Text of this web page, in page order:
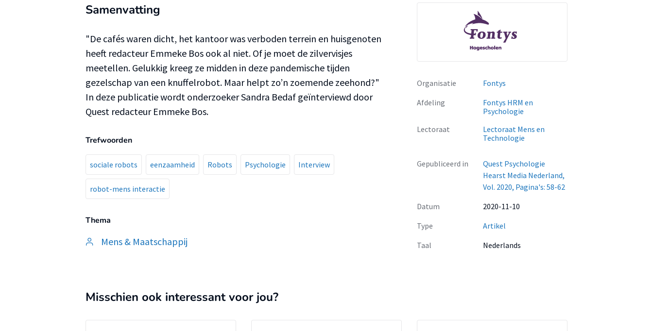
Samenvatting
"De cafés waren dicht, het kantoor was verboden terrein en huisgenoten
heeft redacteur Emmeke Bos ook al niet. Of je moet de zilvervisjes
meetellen. Gelukkig kreeg ze midden in deze pandemische tijden
gezelschap van een knuffelrobot. Maar helpt zo’n zoemende zeehond?"
In deze publicatie wordt onderzoeker Sandra Bedaf geïnterviewd door
Quest redacteur Emmeke Bos.
Trefwoorden
sociale robots eenzaamheid Robots Psychologie Interview
robot-mens interactie
Thema
Mens & Maatschappij
Organisatie
Fontys
Afdeling
Fontys HRM en
Psychologie
Lectoraat
Lectoraat Mens en
Technologie
Gepubliceerd in
Quest Psychologie
Hearst Media Nederland,
Vol. 2020, Pagina's: 58-62
Datum
2020-11-10
Type
Artikel
Taal
Nederlands
Misschien ook interessant voor jou?